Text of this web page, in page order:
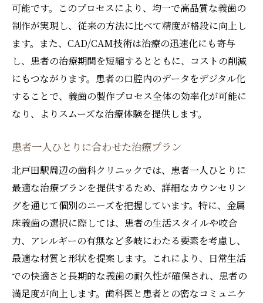
可能です。このプロセスにより、均一で高品質な義歯の
制作が実現し、従来の方法に比べて精度が格段に向上し
ます。また、CAD/CAM技術は治療の迅速化にも寄与
し、患者の治療期間を短縮するとともに、コストの削減
にもつながります。患者の口腔内のデータをデジタル化
することで、義歯の製作プロセス全体の効率化が可能に
なり、よりスムーズな治療体験を提供します。
患者一人ひとりに合わせた治療プラン
北戸田駅周辺の歯科クリニックでは、患者一人ひとりに
最適な治療プランを提供するため、詳細なカウンセリン
グを通じて個別のニーズを把握しています。特に、金属
床義歯の選択に際しては、患者の生活スタイルや咬合
力、アレルギーの有無など多岐にわたる要素を考慮し、
最適な材質と形状を提案します。これにより、日常生活
での快適さと長期的な義歯の耐久性が確保され、患者の
満足度が向上します。歯科医と患者との密なコミュニケ